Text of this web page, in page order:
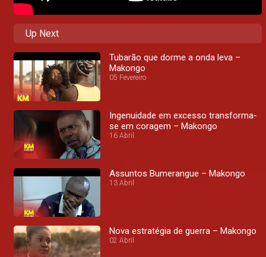
Up Next
Tubarão que dorme a onda leva –
Makongo
05 Fevereiro
Ingenuidade em excesso transforma-
se em coragem – Makongo
16 Abril
Assuntos Bumerangue – Makongo
13 Abril
Nova estratégia de guerra – Makongo
02 Abril